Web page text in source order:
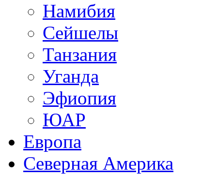
Намибия
Сейшелы
Танзания
Уганда
Эфиопия
ЮАР
Европа
Северная Америка